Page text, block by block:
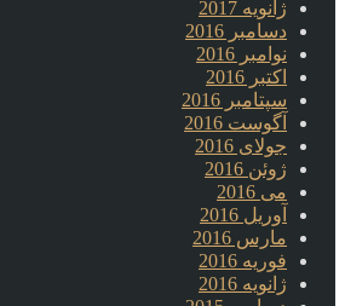
ژانویه 2017
دسامبر 2016
نوامبر 2016
اکتبر 2016
سپتامبر 2016
آگوست 2016
جولای 2016
ژوئن 2016
می 2016
آوریل 2016
مارس 2016
فوریه 2016
ژانویه 2016